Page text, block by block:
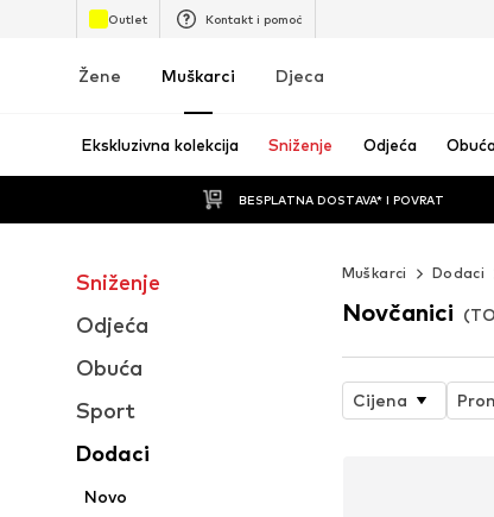
Outlet Kontakt i pomoć
Žene Muškarci Djeca
Ekskluzivna kolekcija Sniženje Odjeća
BESPLATNA DOSTAVA* I POVRAT
Sniženje
Odjeća
Obuća
Sport
Dodaci
Novo
Muškarci Dodaci
Novčanici
Cijena